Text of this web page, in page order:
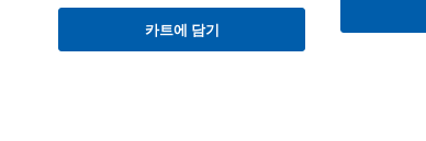
카트에 담기